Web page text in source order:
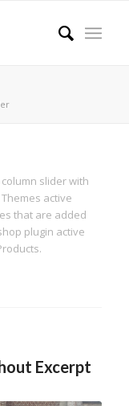
slider with
active
that are added
plugin active
Excerpt